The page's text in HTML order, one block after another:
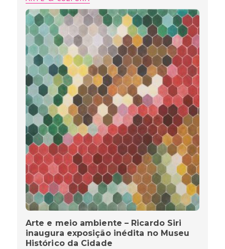
Arte e meio ambiente – Ricardo Siri
inaugura exposição inédita no Museu
Histórico da Cidade